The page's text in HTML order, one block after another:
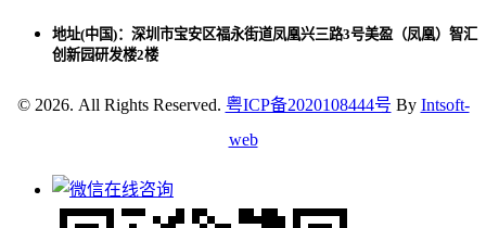
地址(中国)：深圳市宝安区福永街道凤凰兴三路3号美盈（凤凰）智汇
创新园研发楼2楼
© 2026. All Rights Reserved. 粤ICP备2020108444号 By Intsoft-
web